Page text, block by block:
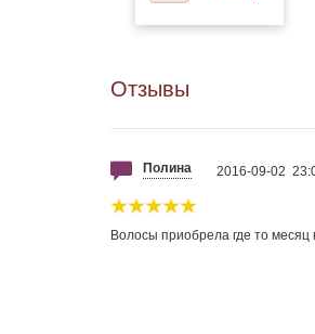
Отзывы
Полина 2016-09-02
Волосы приобрела где то месяц